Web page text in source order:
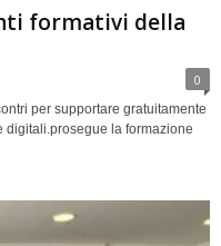
formativi della
0
per supportare gratuitamente
digitali.prosegue la formazione